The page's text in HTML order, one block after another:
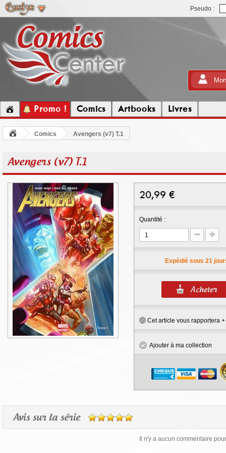
Pseudo :
Promo ! Comics Artbooks Livres
Comics Avengers (v7) T.1
Avengers (v7) T.1
20,99 €
Quantité :
Expédié sous 21
Cet article vous rapportera +
Ajouter à ma collection
Avis sur la série
Il n'y a aucun commentaire